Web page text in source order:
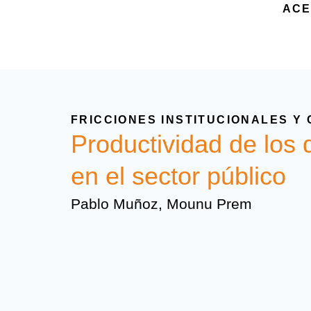
FRICCIONES INSTITUCIONALES Y
Productividad de los
en el sector público
Pablo Muñoz, Mounu Prem